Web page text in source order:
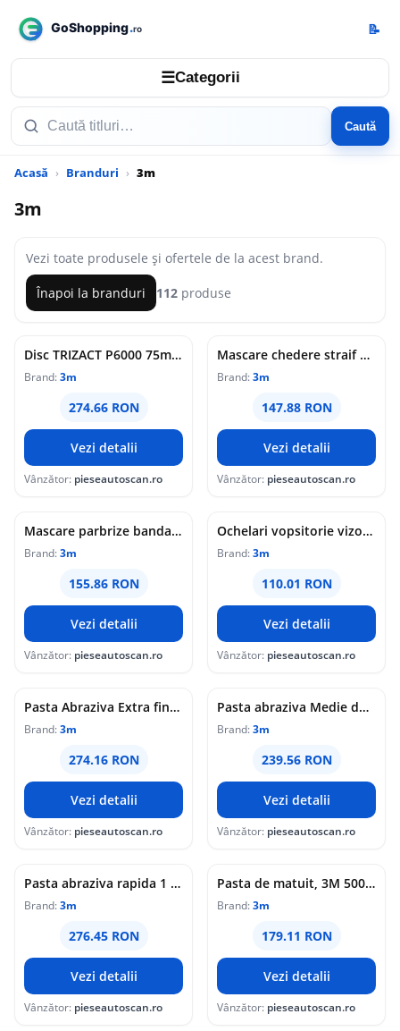
☰Categorii
Caută
📝
Acasă Branduri 3m
3m
Vezi toate produsele și ofertele de la acest brand.
Înapoi la branduri 112 produse
Disc TRIZACT P6000 75mm unitate facturare multiplu de 15 buc 3M
Brand:3m
274.66 RON
Vezi detalii
Vânzător: pieseautoscan.ro
Mascare chedere straif 7mm 3M
Brand:3m
147.88 RON
Vezi detalii
Vânzător: pieseautoscan.ro
Mascare parbrize banda straif rigid 10mm 3M
Brand:3m
155.86 RON
Vezi detalii
Vânzător: pieseautoscan.ro
Ochelari vopsitorie vizor acetat 3M
Brand:3m
110.01 RON
Vezi detalii
Vânzător: pieseautoscan.ro
Pasta Abraziva Extra fina, 3M, Perfect-it III, Plus, 1000 ml
Brand:3m
274.16 RON
Vezi detalii
Vânzător: pieseautoscan.ro
Pasta abraziva Medie dop negru-3m
Brand:3m
239.56 RON
Vezi detalii
Vânzător: pieseautoscan.ro
Pasta abraziva rapida 1 kg dop alb 3M
Brand:3m
276.45 RON
Vezi detalii
Vânzător: pieseautoscan.ro
Pasta de matuit, 3M 50018, cantitate 700 ml
Brand:3m
179.11 RON
Vezi detalii
Vânzător: pieseautoscan.ro